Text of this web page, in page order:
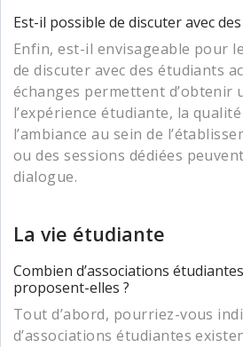
Est-il possible de discuter avec
Enfin, est-il envisageable pour
de discuter avec des étudiants
échanges permettent
l’expérience étudiante, la
l’ambiance au sein de
ou des sessions dédiées
dialogue.
La vie étudiante
Combien d’associations
proposent-elles ?
Tout d’abord, pourriez-vous
d’associations étudiantes